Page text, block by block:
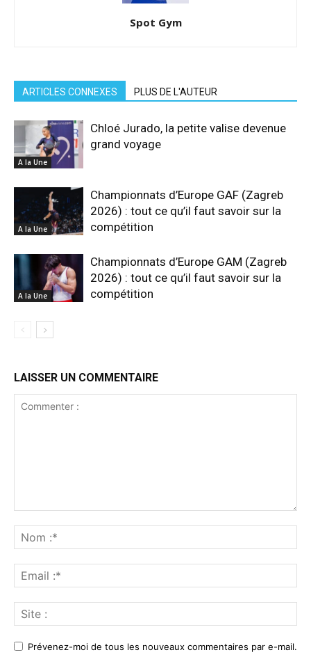
Spot Gym
ARTICLES CONNEXES PLUS DE L'AUTEUR
A la Une
Chloé Jurado, la petite valise devenue
grand voyage
A la Une
Championnats d’Europe GAF (Zagreb
2026) : tout ce qu’il faut savoir sur la
compétition
A la Une
Championnats d’Europe GAM (Zagreb
2026) : tout ce qu’il faut savoir sur la
compétition
LAISSER UN COMMENTAIRE
Prévenez-moi de tous les nouveaux commentaires par e-mail.